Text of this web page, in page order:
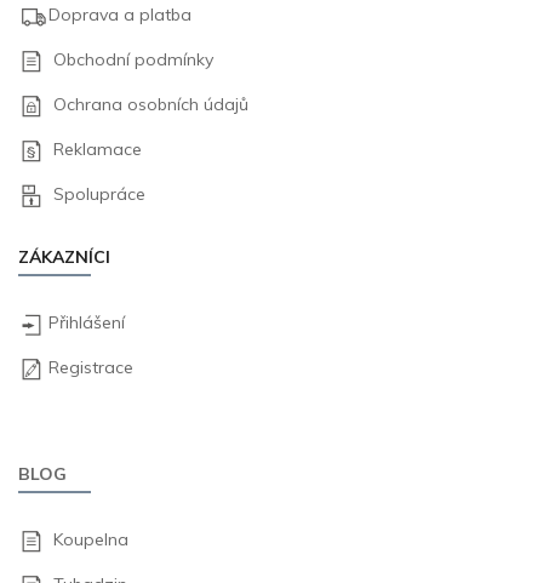
Doprava a platba
Obchodní podmínky
Ochrana osobních údajů
Reklamace
Spolupráce
ZÁKAZNÍCI
Přihlášení
Registrace
BLOG
Koupelna